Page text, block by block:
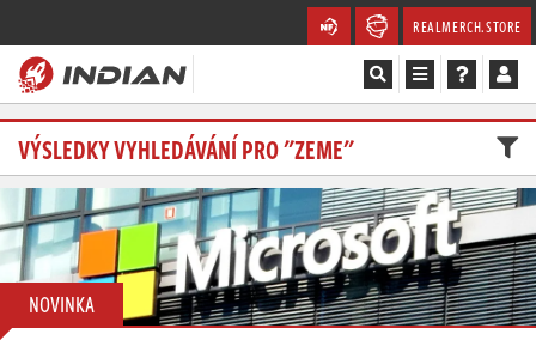
REALMERCH.STORE
Magazín
Recenze
Videa
Soutěže
VÝSLEDKY VYHLEDÁVÁNÍ PRO "ZEME"
NOVINKA